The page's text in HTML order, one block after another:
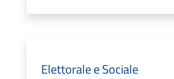
Elettorale e Sociale